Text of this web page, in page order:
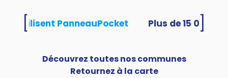
utilisent PanneauPocket
Découvrez toutes nos communes
Retournez à la carte